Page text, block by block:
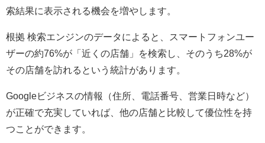
索結果に表示される機会を増やします。
根拠 検索エンジンのデータによると、スマートフォンユー
ザーの約76%が「近くの店舗」を検索し、そのうち28%が
その店舗を訪れるという統計があります。
Googleビジネスの情報（住所、電話番号、営業日時など）
が正確で充実していれば、他の店舗と比較して優位性を持
つことができます。